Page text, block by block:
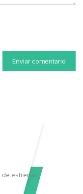
de estrenar